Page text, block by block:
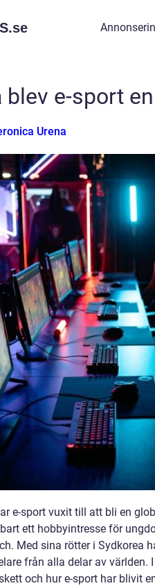
se
blev e-sport
Urena
e-sport vuxit till att bli en
ett hobbyintresse för
Med sina rötter i Sydkorea
från alla delar av
och hur e-sport har blivit